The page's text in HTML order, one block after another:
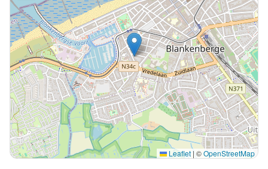
Leaflet | ©OpenStreetMap